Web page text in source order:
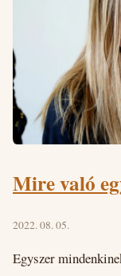
Mire való
2022. 08. 05.
Egyszer